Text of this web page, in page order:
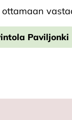
Paviljonki